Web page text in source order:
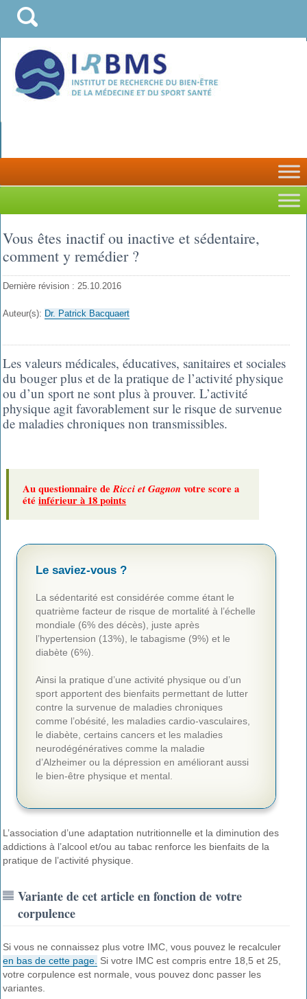
Vous êtes inactif ou inactive et sédentaire,
comment y remédier ?
Dernière révision : 25.10.2016
Auteur(s): Dr. Patrick Bacquaert
Les valeurs médicales, éducatives, sanitaires et sociales
du bouger plus et de la pratique de l’activité physique
ou d’un sport ne sont plus à prouver. L’activité
physique agit favorablement sur le risque de survenue
de maladies chroniques non transmissibles.
Au questionnaire deRicci et Gagnon votre score a
étéinférieur à 18 points
Le saviez-vous ?
La sédentarité est considérée comme étant le
quatrième facteur de risque de mortalité à l’échelle
mondiale (6% des décès), juste après
l’hypertension (13%), le tabagisme (9%) et le
diabète (6%).
Ainsi la pratique d’une activité physique ou d’un
sport apportent des bienfaits permettant de lutter
contre la survenue de maladies chroniques
comme l’obésité, les maladies cardio-vasculaires,
le diabète, certains cancers et les maladies
neurodégénératives comme la maladie
d’Alzheimer ou la dépression en améliorant aussi
le bien-être physique et mental.
L’association d’une adaptation nutritionnelle et la diminution des
addictions à l’alcool et/ou au tabac renforce les bienfaits de la
pratique de l’activité physique.
Variante de cet article en fonction de votre
corpulence
Si vous ne connaissez plus votre IMC, vous pouvez le recalculer
en bas de cette page. Si votre IMC est compris entre 18,5 et 25,
votre corpulence est normale, vous pouvez donc passer les
variantes.